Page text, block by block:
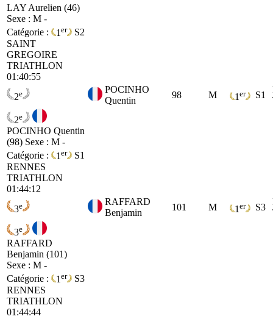
LAY Aurelien (46)
Sexe : M -
Catégorie :
1 er
S2
SAINT
GREGOIRE
TRIATHLON
01:40:55
2e
POCINHO
Quentin
98 M 1 er S1
2e
POCINHO Quentin
(98) Sexe : M -
Catégorie :
1 er
S1
RENNES
TRIATHLON
01:44:12
3e
RAFFARD
Benjamin
101 M 1 er S3
3e
RAFFARD
Benjamin (101)
Sexe : M -
Catégorie :
1 er
S3
RENNES
TRIATHLON
01:44:44